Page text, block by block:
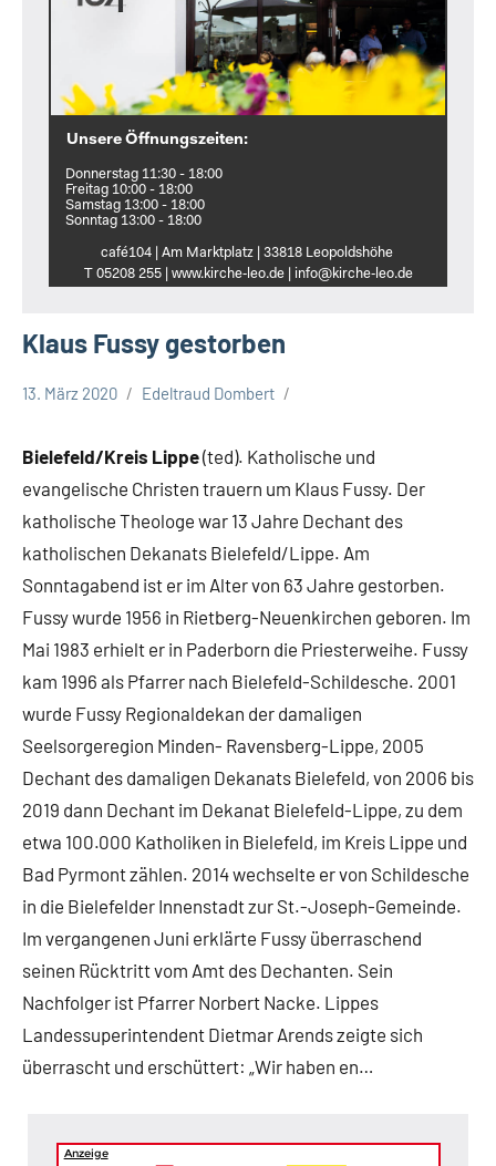
Unsere Öffnungszeiten:
Donnerstag 11:30 - 18:00
Freitag 10:00 - 18:00
Samstag 13:00 - 18:00
Sonntag 13:00 - 18:00
café104 | Am Marktplatz | 33818 Leopoldshöhe
T 05208 255 | www.kirche‑leo.de | info@kirche‑leo.de
Klaus Fussy gestorben
13. März 2020 Edeltraud Dombert
Bielefeld/Kreis Lippe(ted). Katholische und
evangelische Christen trauern um Klaus Fussy. Der
katholische Theologe war 13 Jahre Dechant des
katholischen Dekanats Bielefeld/Lippe. Am
Sonntagabend ist er im Alter von 63 Jahre gestorben.
Fussy wurde 1956 in Rietberg-Neuenkirchen geboren. Im
Mai 1983 erhielt er in Paderborn die Priesterweihe. Fussy
kam 1996 als Pfarrer nach Bielefeld-Schildesche. 2001
wurde Fussy Regionaldekan der damaligen
Seelsorgeregion Minden- Ravensberg-Lippe, 2005
Dechant des damaligen Dekanats Bielefeld, von 2006 bis
2019 dann Dechant im Dekanat Bielefeld-Lippe, zu dem
etwa 100.000 Katholiken in Bielefeld, im Kreis Lippe und
Bad Pyrmont zählen. 2014 wechselte er von Schildesche
in die Bielefelder Innenstadt zur St.-Joseph-Gemeinde.
Im vergangenen Juni erklärte Fussy überraschend
seinen Rücktritt vom Amt des Dechanten. Sein
Nachfolger ist Pfarrer Norbert Nacke. Lippes
Landessuperintendent Dietmar Arends zeigte sich
überrascht und erschüttert: „Wir haben en…
Anzeige